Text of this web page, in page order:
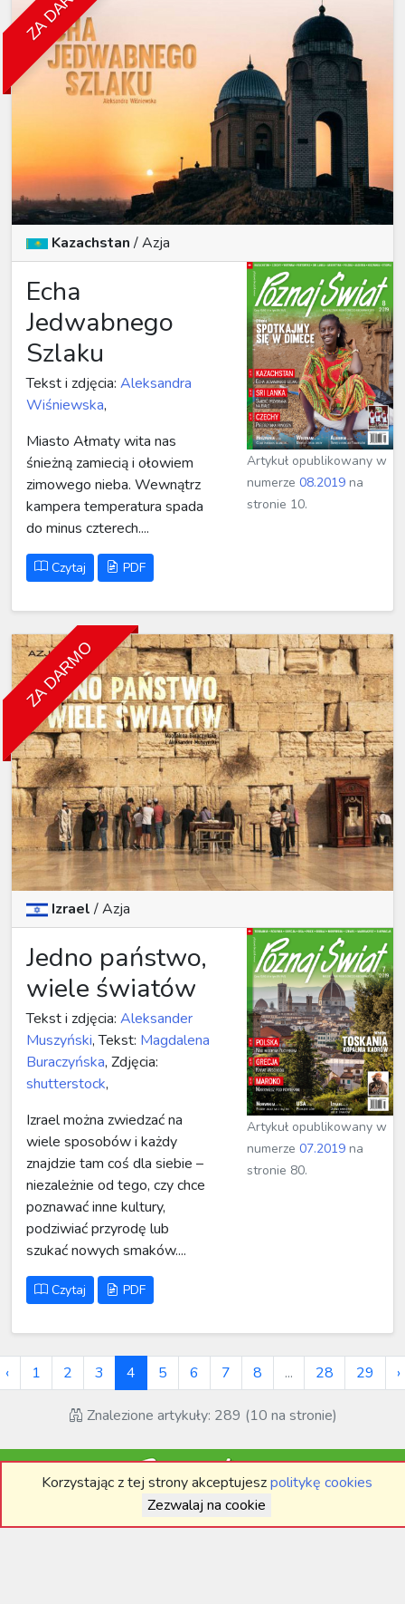
Kazachstan/Azja
Echa
Jedwabnego
Szlaku
Tekst i zdjęcia: Aleksandra
Wiśniewska,
Miasto Ałmaty wita nas
śnieżną zamiecią i ołowiem
zimowego nieba. Wewnątrz
kampera temperatura spada
do minus czterech....
Czytaj PDF
Artykuł opublikowany w
numerze08.2019 na
stronie 10.
ZA DARMO
Izrael/Azja
Jedno państwo,
wiele światów
Tekst i zdjęcia: Aleksander
Muszyński, Tekst: Magdalena
Buraczyńska, Zdjęcia:
shutterstock,
Izrael można zwiedzać na
wiele sposobów i każdy
znajdzie tam coś dla siebie –
niezależnie od tego, czy chce
poznawać inne kultury,
podziwiać przyrodę lub
szukać nowych smaków....
Czytaj PDF
Artykuł opublikowany w
numerze07.2019 na
stronie 80.
‹ 1 2 3 4 5 6 7 8 ... 28 29 ›
Znalezione artykuły: 289 (10 na stronie)
Korzystając z tej strony akceptujeszpolitykę cookies
Zezwalaj na cookie